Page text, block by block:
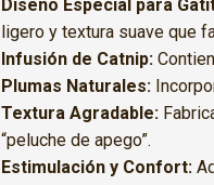
Diseño Especial para
ligero y textura suave que
Infusión de Catnip:
Plumas Naturales:
Textura Agradable:
“peluche de apego”.
Estimulación y Confort: